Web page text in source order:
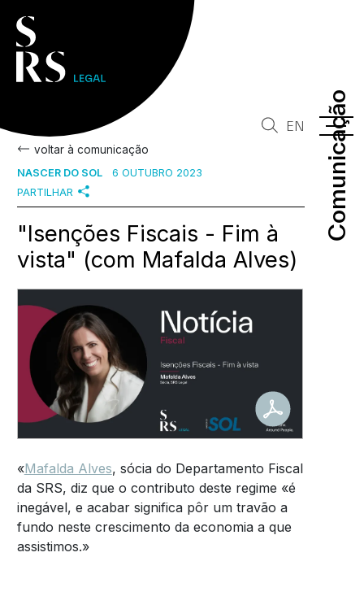
Comunicação
Comunicação
EN
voltar à comunicação
NASCER DO SOL
6 OUTUBRO 2023
PARTILHAR
"Isenções Fiscais - Fim à
vista" (com Mafalda Alves)
«Mafalda Alves, sócia do Departamento Fiscal
da SRS, diz que o contributo deste regime «é
inegável, e acabar significa pôr um travão a
fundo neste crescimento da economia a que
assistimos.»